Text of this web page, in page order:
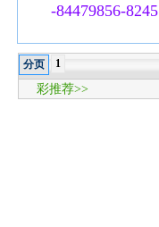
-84479856-8245
分页 1
彩推荐>>